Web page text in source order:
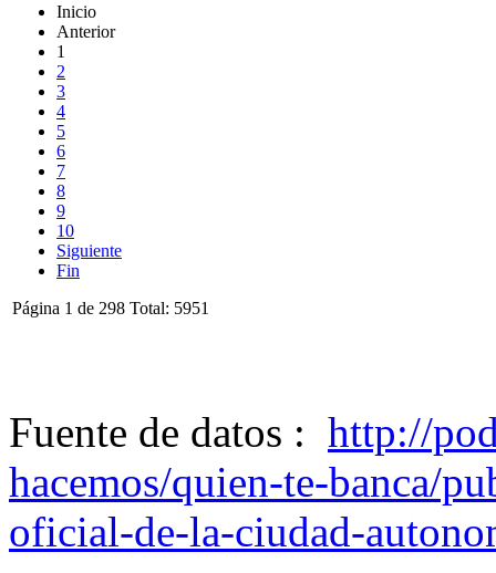
Inicio
Anterior
1
2
3
4
5
6
7
8
9
10
Siguiente
Fin
Página 1 de 298 Total: 5951
Fuente de datos : http://
hacemos/quien-te-banca/
oficial-de-la-ciudad-